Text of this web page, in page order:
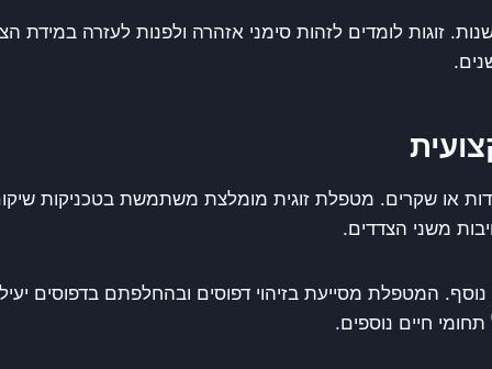
זוגות לומדים לזהות סימני אזהרה ולפנות לעזרה במידת
או שקרים. מטפלת זוגית מומלצת משתמשת בטכניקות
משני הצדדים.